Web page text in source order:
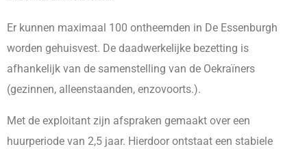
Er kunnen maximaal 100 ontheemden in De Essenburgh
worden gehuisvest. De daadwerkelijke bezetting is
afhankelijk van de samenstelling van de Oekraïners
(gezinnen, alleenstaanden, enzovoorts.).
Met de exploitant zijn afspraken gemaakt over een
huurperiode van 2,5 jaar. Hierdoor ontstaat een stabiele